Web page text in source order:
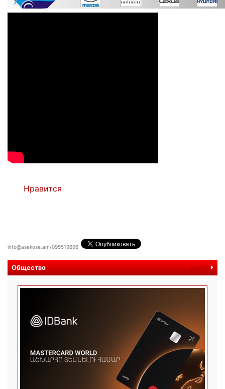
Нравится
info@asekose.am/095519696
Общество далее